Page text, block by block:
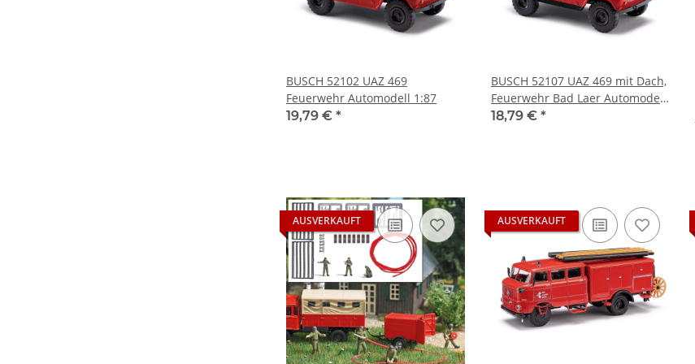
BUSCH 52102 UAZ 469
Feuerwehr Automodell 1:87
19,79 € *
BUSCH 52107 UAZ 469 mit Dach,
Feuerwehr Bad Laer Automodell
1:87
18,79 € *
AUSVERKAUFT AUSVERKAUFT